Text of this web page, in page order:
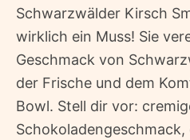
Schwarzwälder Kirsch
wirklich ein Muss! Sie
Geschmack von
der Frische und dem
Bowl. Stell dir vor: